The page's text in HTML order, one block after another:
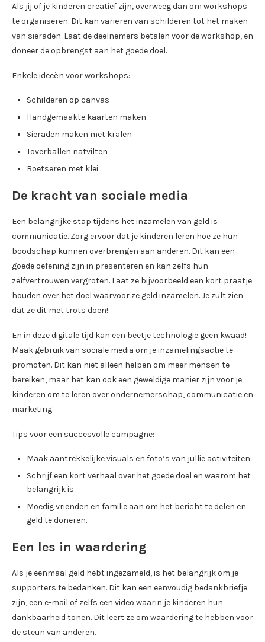
Als jij of je kinderen creatief zijn, overweeg dan om workshops
te organiseren. Dit kan variëren van schilderen tot het maken
van sieraden. Laat de deelnemers betalen voor de workshop, en
doneer de opbrengst aan het goede doel.
Enkele ideeën voor workshops:
Schilderen op canvas
Handgemaakte kaarten maken
Sieraden maken met kralen
Toverballen natvilten
Boetseren met klei
De kracht van sociale media
Een belangrijke stap tijdens het inzamelen van geld is
communicatie. Zorg ervoor dat je kinderen leren hoe ze hun
boodschap kunnen overbrengen aan anderen. Dit kan een
goede oefening zijn in presenteren en kan zelfs hun
zelfvertrouwen vergroten. Laat ze bijvoorbeeld een kort praatje
houden over het doel waarvoor ze geld inzamelen. Je zult zien
dat ze dit met trots doen!
En in deze digitale tijd kan een beetje technologie geen kwaad!
Maak gebruik van sociale media om je inzamelingsactie te
promoten. Dit kan niet alleen helpen om meer mensen te
bereiken, maar het kan ook een geweldige manier zijn voor je
kinderen om te leren over ondernemerschap, communicatie en
marketing.
Tips voor een succesvolle campagne:
Maak aantrekkelijke visuals en foto’s van jullie activiteiten.
Schrijf een kort verhaal over het goede doel en waarom het
belangrijk is.
Moedig vrienden en familie aan om het bericht te delen en
geld te doneren.
Een les in waardering
Als je eenmaal geld hebt ingezameld, is het belangrijk om je
supporters te bedanken. Dit kan een eenvoudig bedankbriefje
zijn, een e-mail of zelfs een video waarin je kinderen hun
dankbaarheid tonen. Dit leert ze om waardering te hebben voor
de steun van anderen.